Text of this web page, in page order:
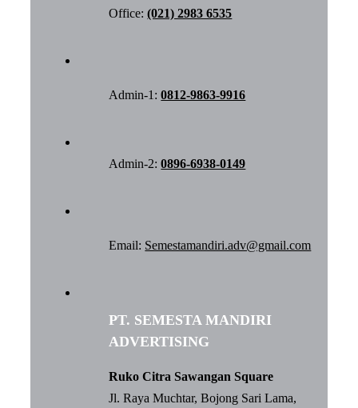
Office:(021) 2983 6535
Admin-1:0812-9863-9916
Admin-2:0896-6938-0149
Email: Semestamandiri.adv@gmail.com
PT. SEMESTA MANDIRI
ADVERTISING
Ruko Citra Sawangan Square
Jl. Raya Muchtar, Bojong Sari Lama,